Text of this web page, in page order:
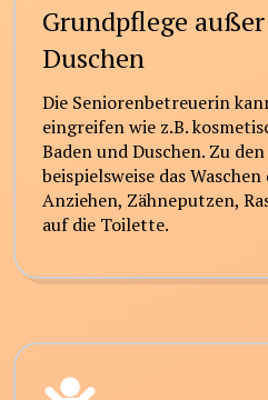
Grundpflege
Duschen
Die Seniorenbetreuerin
eingreifen wie z.B.
Baden und Duschen. Zu
beispielsweise das
Anziehen, Zähneputzen,
auf die Toilette.